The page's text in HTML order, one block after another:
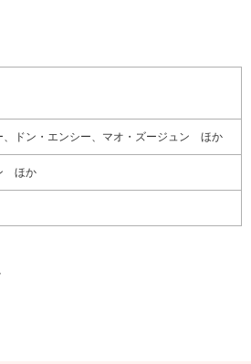
、ドン・エンシー、マオ・ズージュン ほか
ほか